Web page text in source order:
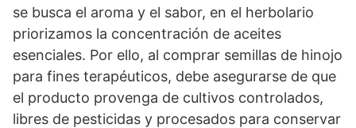
se busca el aroma y el sabor, en el herbolario
priorizamos la concentración de aceites
esenciales. Por ello, al comprar semillas de hinojo
para fines terapéuticos, debe asegurarse de que
el producto provenga de cultivos controlados,
libres de pesticidas y procesados para conservar